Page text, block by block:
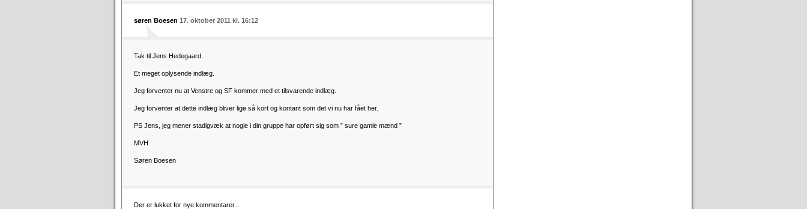
søren Boesen 17. oktober 2011 kl. 16:12
Tak til Jens Hedegaard.
Et meget oplysende indlæg.
Jeg forventer nu at Venstre og SF kommer med et tilsvarende indlæg.
Jeg forventer at dette indlæg bliver lige så kort og kontant som det vi nu har fået her.
PS Jens, jeg mener stadigvæk at nogle i din gruppe har opført sig som ” sure gamle mænd ”
MVH
Søren Boesen
Der er lukket for nye kommentarer...